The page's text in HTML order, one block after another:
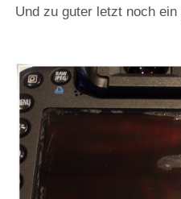
Und zu guter letzt noch